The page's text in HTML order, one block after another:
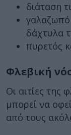
διάταση
δάχτυλα
πυρετός
Φλεβική
Οι αιτίες της
μπορεί να
από τους